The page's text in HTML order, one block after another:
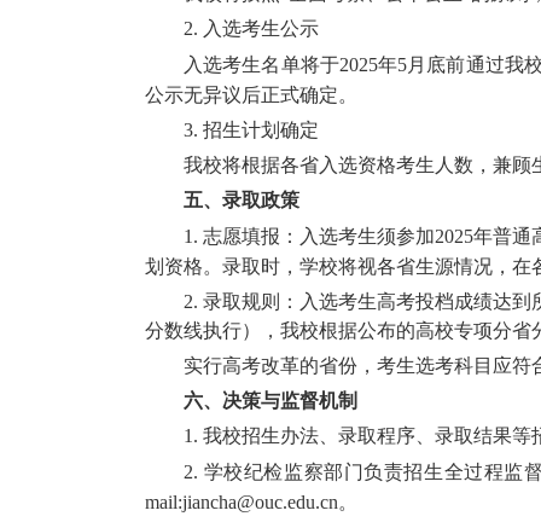
2. 入选考生公示
入选考生名单将于2025年5月底前通过我
公示无异议后正式确定。
3. 招生计划确定
我校将根据各省入选资格考生人数，兼
五、录取政策
1. 志愿填报：入选考生须参加2025年普通
划资格。录取时，学校将视各省生源情况，在
2. 录取规则：入选考生高考投档成绩达
分数线执行），我校根据公布的高校专项分
实行高考改革的省份，考生选考科目应
六、决策与监督机制
1. 我校招生办法、录取程序、录取结果
2. 学校纪检监察部门负责招生全过程监
mail:jiancha@ouc.edu.cn。